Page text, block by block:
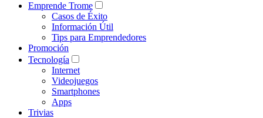
Emprende Trome
Casos de Éxito
Información Útil
Tips para Emprendedores
Promoción
Tecnología
Internet
Videojuegos
Smartphones
Apps
Trivias